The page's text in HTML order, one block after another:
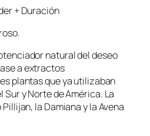
+ Duración
natural del deseo
a extractos
plantas que ya utilizaban
y Norte de América. La
la Damiana y la Avena